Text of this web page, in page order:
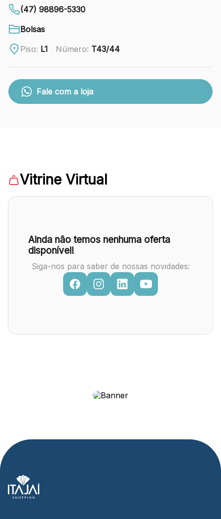
Ver local
Chamar Uber
(47) 3348-4609
(47) 98896-5330
Bolsas
Piso: L1 Número: T43/44
Fale com a loja
Vitrine Virtual
Ainda não temos nenhuma oferta
disponível!
Siga-nos para saber de nossas novidades: